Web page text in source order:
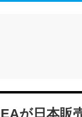
が日本販